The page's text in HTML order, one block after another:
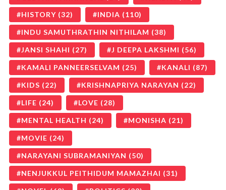
HISTORY (32) INDIA (110)
INDU SAMUTHRATHIN NITHILAM (38)
JANSI SHAHI (27) J DEEPA LAKSHMI (56)
KAMALI PANNEERSELVAM (25) KANALI (87)
KIDS (22) KRISHNAPRIYA NARAYAN (22)
LIFE (24) LOVE (28)
MENTAL HEALTH (24) MONISHA (21)
MOVIE (24)
NARAYANI SUBRAMANIYAN (50)
NENJUKKUL PEITHIDUM MAMAZHAI (31)